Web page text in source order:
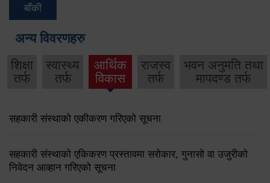
बाँकी
अन्य विवरणहरु
शिक्षा
तर्फ
स्वास्थ्य
तर्फ
आर्थिक
विकास
राजस्व
तर्फ
भवन अनुमति तथा
मापदण्ड तर्फ
सहकारी संस्थाको एकीकरण गरिएको सूचना
सहकारी संस्थाको एकिकरण प्रस्तावमा सरोकार, गुनासो वा उजुरीको
निवेदन आव्हान गरिएको सूचना